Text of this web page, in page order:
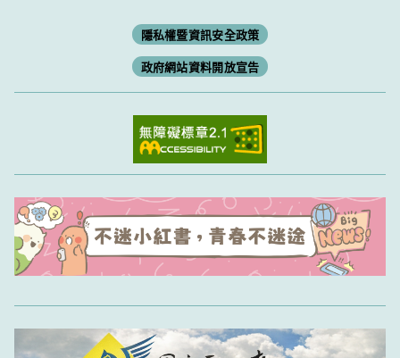
隱私權暨資訊安全政策
政府網站資料開放宣告